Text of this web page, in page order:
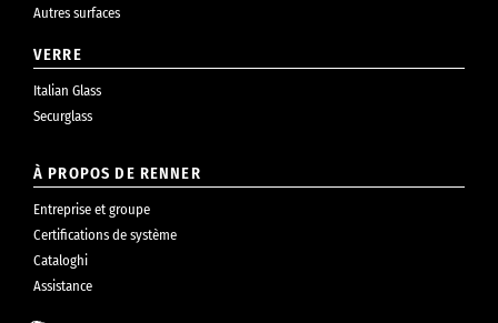
Autres surfaces
VERRE
Italian Glass
Securglass
À PROPOS DE RENNER
Entreprise et groupe
Certifications de système
Cataloghi
Assistance